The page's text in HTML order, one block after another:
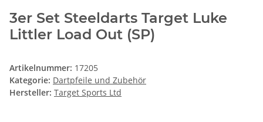
3er Set Steeldarts Target Luke
Littler Load Out (SP)
Artikelnummer: 17205
Kategorie: Dartpfeile und Zubehör
Hersteller: Target Sports Ltd